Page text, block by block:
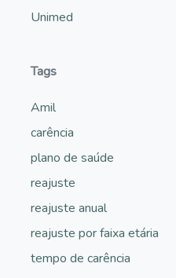
Unimed
Tags
Amil
carência
plano de saúde
reajuste
reajuste anual
reajuste por faixa etária
tempo de carência